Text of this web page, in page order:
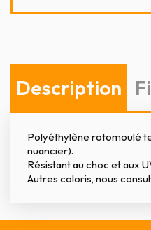
Description
Polyéthylène rotomoulé
nuancier).
Résistant au choc et aux
Autres coloris, nous